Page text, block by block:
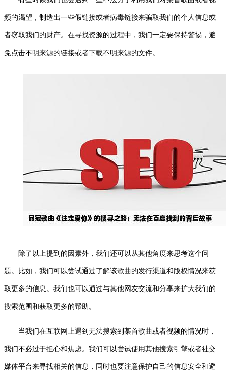
频的渴望，制造出一些假链接或者病毒链接来骗取我们的个人信息或
者窃取我们的财产。在寻找资源的过程中，我们一定要保持警惕，避
免点击不明来源的链接或者下载不明来源的文件。
除了以上提到的因素外，我们还可以从其他角度来思考这个问
题。比如，我们可以尝试通过了解该歌曲的发行渠道和版权情况来获
取更多的信息。我们也可以通过与其他网友交流和分享来扩大我们的
搜索范围和获取更多的帮助。
当我们在互联网上遇到无法搜索到某首歌曲或者视频的情况时，
我们不必过于担心和焦虑。我们可以尝试使用其他搜索引擎或者社交
媒体平台来寻找相关的信息，同时也要注意保护自己的信息安全和避